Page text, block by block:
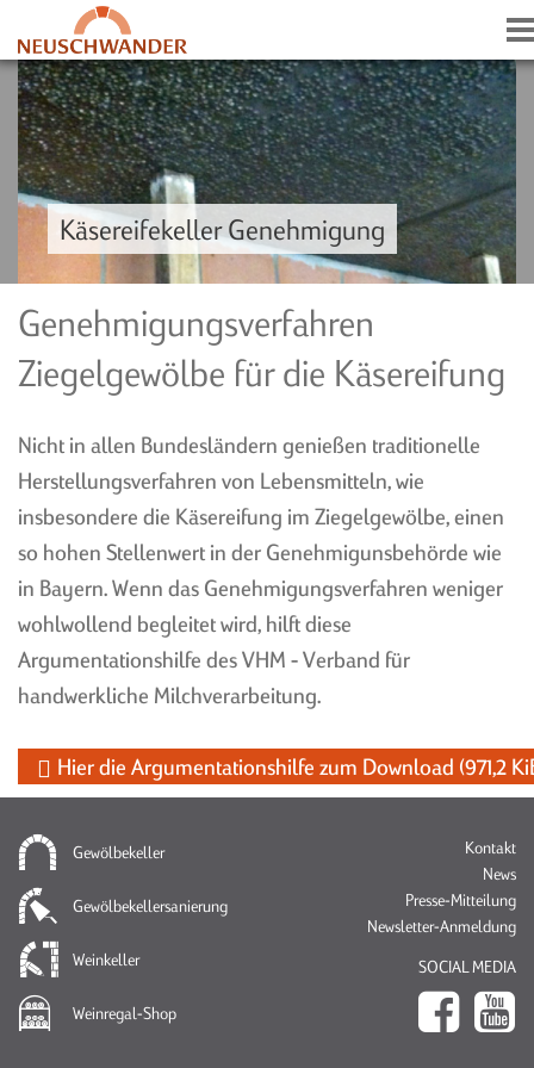
NEWS
NEWSLETTER
PRESSE-ECHO
TONNENGEWÖLBE
KAPPENGEWÖLBE
DER CLOU
PLANUNG
KAPPE
MASSE KAPPENGEWÖLBE
MASSE TONNENGEWÖLBE
Käsereifekeller Genehmigung
Genehmigungsverfahren
Ziegelgewölbe für die Käsereifung
Nicht in allen Bundesländern genießen traditionelle
Herstellungsverfahren von Lebensmitteln, wie
insbesondere die Käsereifung im Ziegelgewölbe, einen
so hohen Stellenwert in der Genehmigunsbehörde wie
in Bayern. Wenn das Genehmigungsverfahren weniger
wohlwollend begleitet wird, hilft diese
Argumentationshilfe des VHM - Verband für
handwerkliche Milchverarbeitung.
Hier die Argumentationshilfe zum Download (971,2
Gewölbekeller
Gewölbekellersanierung
Weinkeller
Weinregal-Shop
Kontakt
News
Presse-Mitteilung
Newsletter-Anmeldung
SOCIAL MEDIA